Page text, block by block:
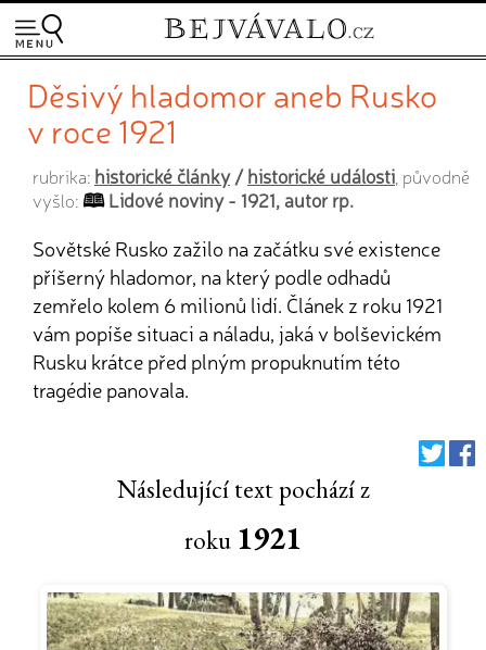
Děsivý hladomor aneb Rusko
v roce 1921
rubrika: historické články/historické události , původně
vyšlo:
Lidové noviny - 1921, autor rp.
Sovětské Rusko zažilo na začátku své existence
příšerný hladomor, na který podle odhadů
zemřelo kolem 6 milionů lidí. Článek z roku 1921
vám popíše situaci a náladu, jaká v bolševickém
Rusku krátce před plným propuknutím této
tragédie panovala.
Následující text pochází z
roku 1921